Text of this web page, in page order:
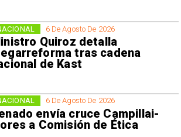
6 De Agosto De 2026
Quiroz detalla
tras cadena
de Kast
6 De Agosto De 2026
envía cruce Campillai-
a Comisión de Ética